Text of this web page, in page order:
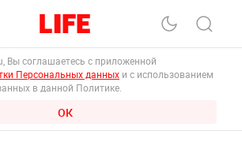
Вы соглашаетесь с приложенной
Персональных данных и с использованием
в данной Политике.
ОК